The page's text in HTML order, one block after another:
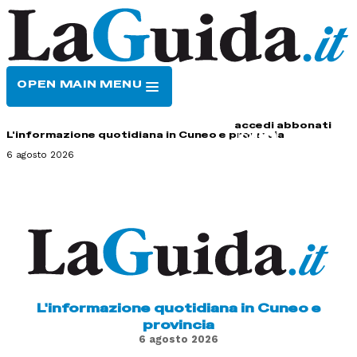
OPEN MAIN MENU
accedi abbonati
L'informazione quotidiana in Cuneo e provincia
6 agosto 2026
L'informazione quotidiana in Cuneo e
provincia
6 agosto 2026